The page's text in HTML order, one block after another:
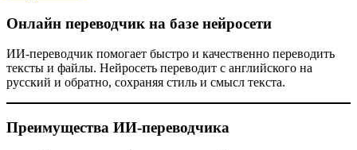
Онлайн переводчик на базе нейросети
ИИ-переводчик помогает быстро и качественно переводить
тексты и файлы. Нейросеть переводит с английского на
русский и обратно, сохраняя стиль и смысл текста.
Преимущества ИИ-переводчика